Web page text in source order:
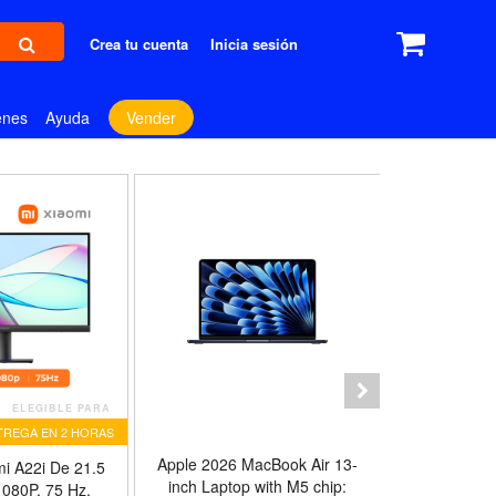
Crea tu cuenta Inicia sesión
Ayuda Vender
ELEGIBLE PARA
EN 2 HORAS
A22i De 21.5
75 Hz,
Apple 2026 MacBook Air 13-
inch Laptop with M5 chip: